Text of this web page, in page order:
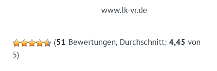
www.lk-vr.de
(51 Bewertungen, Durchschnitt: 4,45 von
5)